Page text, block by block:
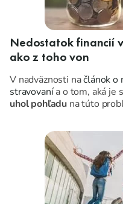
Nedostatok financií
ako z toho von
V nadväznosti načlánok o
stravovanía o tom, aká je
uhol pohľadu na túto